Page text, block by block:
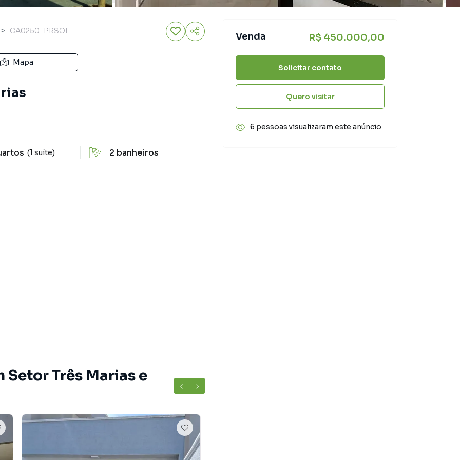
CA0250_PRSOI
Mapa
(1 suíte) 2 banheiros
em Goiânia? Entre em contato com nossa equipe
de apartamentos, casas residenciais e comerciais,
Três Marias e
Venda R$ 450.000,00
Solicitar contato
Quero visitar
6 pessoas visualizaram este anúncio